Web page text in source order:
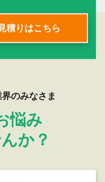
積りはこちら
のみなさま
悩み
か？